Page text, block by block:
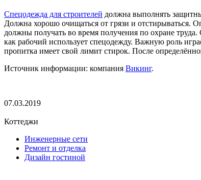
Спецодежда для строителей должна выполнять
Должна хорошо очищаться от грязи и отстирываться.
должны получать во время получения по охране
как рабочий использует спецодежду. Важную роль
пропитка имеет свой лимит стирок. После
Источник информации: компания Викинг.
07.03.2019
Коттеджи
Инженерные сети
Ремонт и отделка
Дизайн гостиной